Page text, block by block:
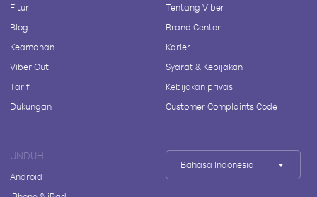
Fitur
Blog
Keamanan
Viber Out
Tarif
Dukungan
Tentang Viber
Brand Center
Karier
Syarat & Kebijakan
Kebijakan privasi
Customer Complaints Code
UNDUH
Android
Bahasa Indonesia